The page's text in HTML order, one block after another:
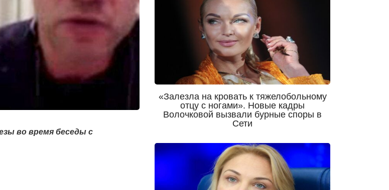
во время беседы с
«Залезла на кровать к тяжелобольному
отцу с ногами». Новые кадры
Волочковой вызвали бурные споры в
Сети